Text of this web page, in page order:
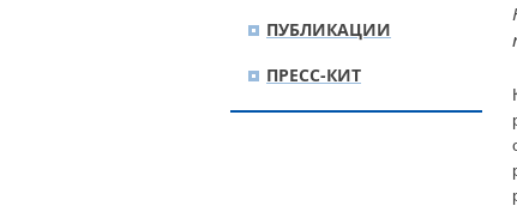
ПУБЛИКАЦИИ
ПРЕСС-КИТ